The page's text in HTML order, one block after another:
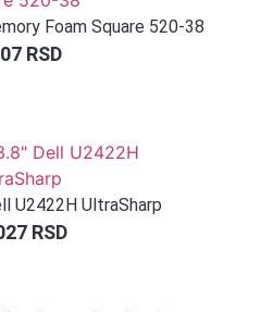
Foam Square 520-38
RSD
U2422H UltraSharp
RSD